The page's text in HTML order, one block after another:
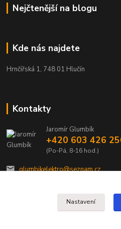
Nejčtenější na blogu
Kde nás najdete
Hrnčířská 1, 748 01 Hlučín
Kontakty
Jaromír Glumbík
+420 603 426
(Po-Pá, 8-16 hod.)
glumbikelektro@seznam.cz
Nastavení